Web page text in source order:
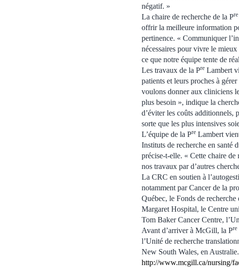
négatif. »
La chaire de recherche de la Pre
offrir la meilleure information
pertinence. « Communiquer
nécessaires pour vivre le
ce que notre équipe tente de
Les travaux de la Pre Lambert
patients et leurs proches à
voulons donner aux cliniciens
plus besoin », indique la
d’éviter les coûts additionnels,
sorte que les plus intensives
L’équipe de la Pre Lambert
Instituts de recherche en santé
précise-t-elle. « Cette chaire
nos travaux par d’autres
La CRC en soutien à
notamment par Cancer de la
Québec, le Fonds de
Margaret Hospital, le Centre
Tom Baker Cancer Centre,
Avant d’arriver à McGill, la Pre
l’Unité de recherche
New South Wales, en
http://www.mcgill.ca/nursing/